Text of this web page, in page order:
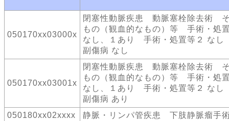
050170xx03000x
閉塞性動脈疾患 動脈塞栓除去術
もの（観血的なもの）等 手術・処
なし、１あり 手術・処置等２ な
副傷病 なし
050170xx03001x
閉塞性動脈疾患 動脈塞栓除去術
もの（観血的なもの）等 手術・処
なし、１あり 手術・処置等２ な
副傷病 あり
050180xx02xxxx
静脈・リンパ管疾患 下肢静脈瘤手